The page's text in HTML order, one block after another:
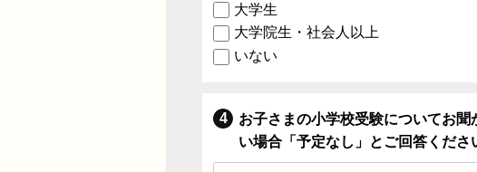
大学生
大学院生・社会人以上
いない
お子さまの小学校受験についてお
い場合「予定なし」とご回答くださ